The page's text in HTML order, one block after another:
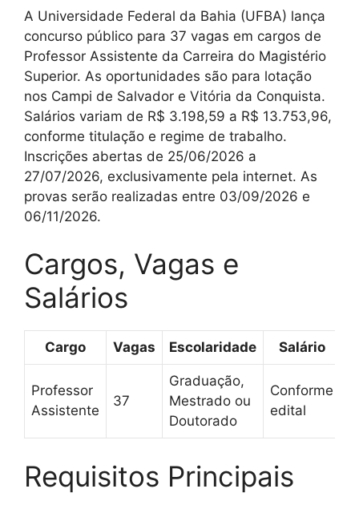
A Universidade Federal da Bahia (UFBA) lança
concurso público para 37 vagas em cargos de
Professor Assistente da Carreira do Magistério
Superior. As oportunidades são para lotação
nos Campi de Salvador e Vitória da Conquista.
Salários variam de R$ 3.198,59 a R$ 13.753,96,
conforme titulação e regime de trabalho.
Inscrições abertas de 25/06/2026 a
27/07/2026, exclusivamente pela internet. As
provas serão realizadas entre 03/09/2026 e
06/11/2026.
Cargos, Vagas e
Salários
Cargo Vagas Escolaridade Salário
Professor
Assistente
37
Graduação,
Mestrado ou
Doutorado
Conforme
edital
Requisitos Principais